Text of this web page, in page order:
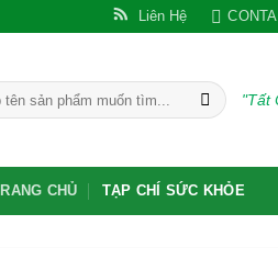
Liên Hệ
"Tất
CHỦ TẠP CHÍ SỨC KHỎE